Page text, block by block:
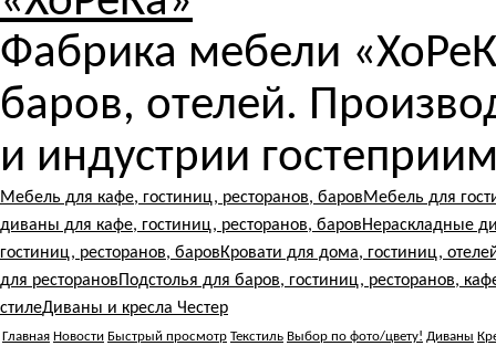
Фабрика мебели
баров, отелей.
и индустрии
Мебель для кафе, гостиниц, ресторанов, баровМебель для
диваны для кафе, гостиниц, ресторанов, баровНераскладные
гостиниц, ресторанов, баровКровати для дома, гостиниц,
для ресторановПодстолья для баров, гостиниц, ресторанов,
стилеДиваны и кресла Честер
Главная Новости Быстрый просмотр Текстиль Выбор по фото/цвету! Диваны